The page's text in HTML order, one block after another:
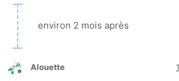
environ 2 mois après
Hors-ligne
Alouette